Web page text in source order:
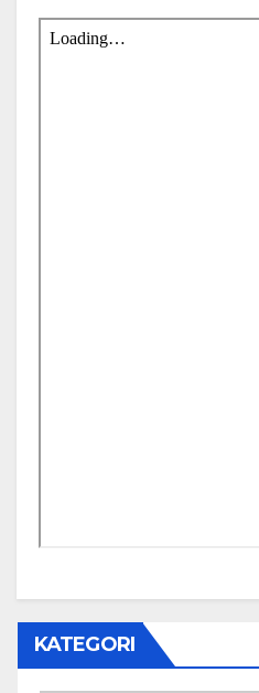
KATEGORI